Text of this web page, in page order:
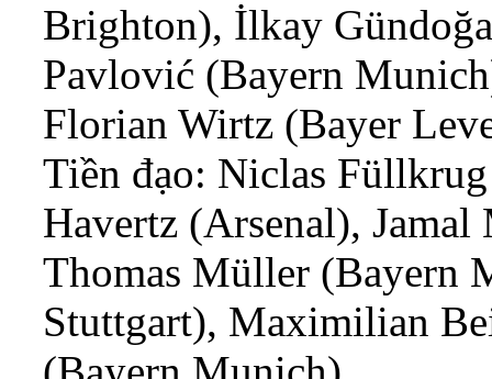
Brighton), İlkay
Pavlović (Bayern
Florian Wirtz (Bayer
Tiền đạo: Niclas
Havertz (Arsenal),
Thomas Müller (Bayern
Stuttgart), Maximilian